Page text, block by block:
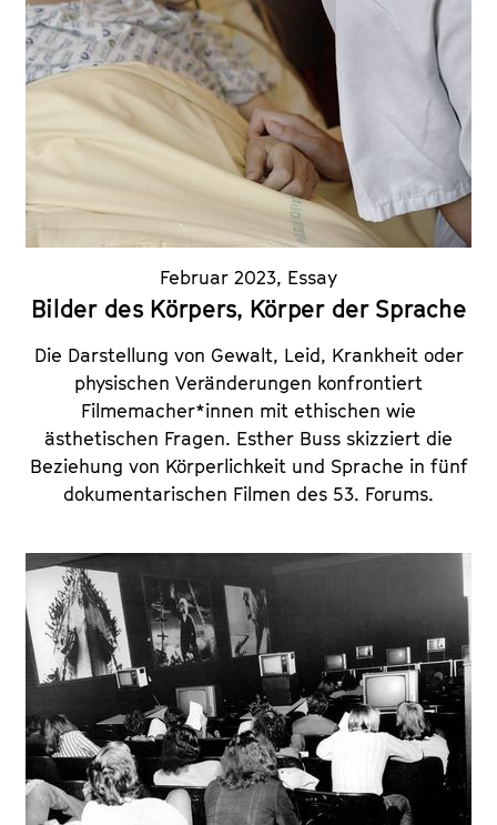
Februar 2023, Essay
Bilder des Körpers, Körper der Sprache
Die Darstellung von Gewalt, Leid, Krankheit oder
physischen Veränderungen konfrontiert
Filmemacher*innen mit ethischen wie
ästhetischen Fragen. Esther Buss skizziert die
Beziehung von Körperlichkeit und Sprache in fünf
dokumentarischen Filmen des 53. Forums.